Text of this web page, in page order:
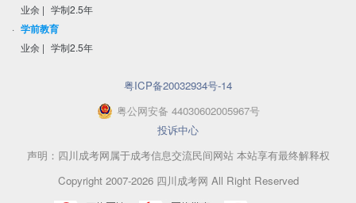
业余 | 学制2.5年
· 学前教育
业余 | 学制2.5年
粤ICP备20032934号-14
粤公网安备 44030602005967号
投诉中心
声明：四川成考网属于成考信息交流民间网站 本站享有最终解释权
Copyright 2007-2026 四川成考网 All Right Reserved